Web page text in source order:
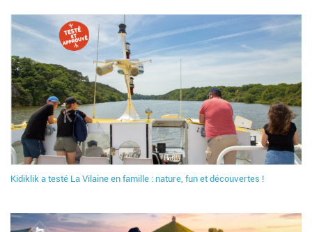
Kidiklik a testé La Vilaine en famille : nature, fun et découvertes !